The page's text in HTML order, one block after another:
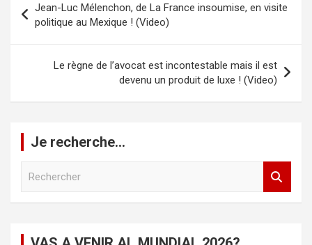
de
l’article
Jean-Luc Mélenchon, de La France insoumise, en visite
politique au Mexique ! (Video)
Le règne de l’avocat est incontestable mais il est
devenu un produit de luxe ! (Video)
Je recherche…